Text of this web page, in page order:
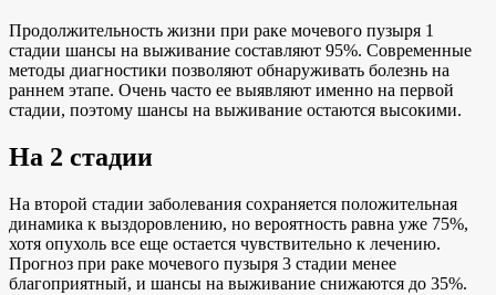
Продолжительность жизни при раке мочевого пузыря 1
стадии шансы на выживание составляют 95%. Современные
методы диагностики позволяют обнаруживать болезнь на
раннем этапе. Очень часто ее выявляют именно на первой
стадии, поэтому шансы на выживание остаются высокими.
На 2 стадии
На второй стадии заболевания сохраняется положительная
динамика к выздоровлению, но вероятность равна уже 75%,
хотя опухоль все еще остается чувствительно к лечению.
Прогноз при раке мочевого пузыря 3 стадии менее
благоприятный, и шансы на выживание снижаются до 35%.